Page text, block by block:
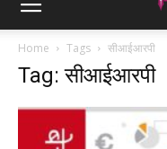
Home Tags सीआईआरपी
Tag: सीआईआरपी